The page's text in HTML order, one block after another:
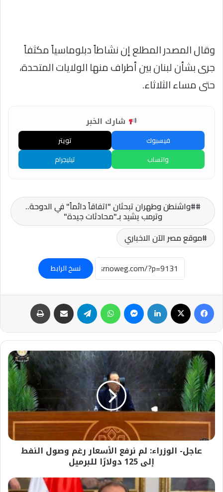
وقال المصدر المطلع إن نشاطاً دبلوماسياً مكثفاً
جرى بشأن لبنان بين أطراف منها الولايات المتحدة،
حتى مساء الثلاثاء.
شارك الخبر
فيسبوك
تويتر
واتساب
تيليجرام
#واشنطن وطهران تبحثان "اتفاقاً دائماً" في الدوحة..
وترمب يشيد بـ"محادثات جيدة"
موقع مصر الآن الاخباري
نسخ الرابط
فيسبوك لينكدإن ماسنجر واتساب تيلقرام مشاركة عبر البريد
عاجل-
الوزراء:
لم
نرفع
الأسعار
رغم
وصول
النفط
إلى
عاجل- الوزراء: لم نرفع الأسعار رغم وصول النفط
إلى 125 دولارًا للبرميل
عاجل-